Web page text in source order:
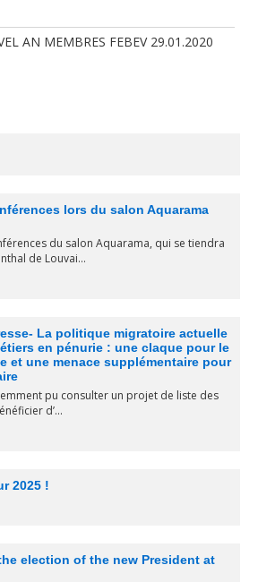
AN MEMBRES FEBEV 29.01.2020
lors du salon Aquarama
du salon Aquarama, qui se tiendra
de Louvai...
La politique migratoire actuelle
en pénurie : une claque pour le
et une menace supplémentaire pour
pu consulter un projet de liste des
d’...
2025 !
election of the new President at